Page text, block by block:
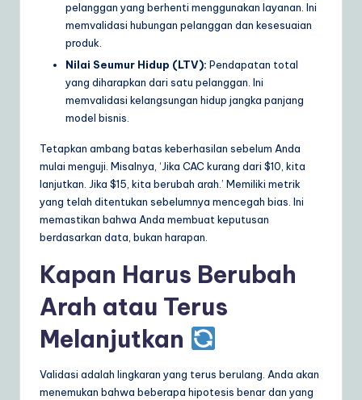
pelanggan yang berhenti menggunakan layanan. Ini
memvalidasi hubungan pelanggan dan kesesuaian
produk.
Nilai Seumur Hidup (LTV): Pendapatan total
yang diharapkan dari satu pelanggan. Ini
memvalidasi kelangsungan hidup jangka panjang
model bisnis.
Tetapkan ambang batas keberhasilan sebelum Anda
mulai menguji. Misalnya, ‘Jika CAC kurang dari $10, kita
lanjutkan. Jika $15, kita berubah arah.’ Memiliki metrik
yang telah ditentukan sebelumnya mencegah bias. Ini
memastikan bahwa Anda membuat keputusan
berdasarkan data, bukan harapan.
Kapan Harus Berubah
Arah atau Terus
Melanjutkan
Validasi adalah lingkaran yang terus berulang. Anda akan
menemukan bahwa beberapa hipotesis benar dan yang